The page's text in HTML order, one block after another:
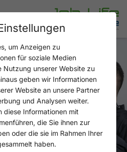
um Anzeigen zu
für soziale Medien
Nutzung unserer Website zu
geben wir Informationen
Website an unsere Partner
und Analysen weiter.
diese Informationen mit
die Sie ihnen zur
oder die sie im Rahmen Ihrer
haben.